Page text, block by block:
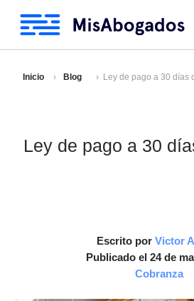
Inicio Blog Ley de pago a 30 días
Ley de pago a 30
Escrito por Victor
Publicado el 24 de
Cobranza